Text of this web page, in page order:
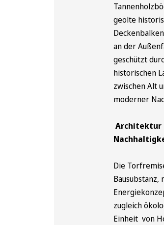
geölte
an der
geschützt
historischen
zwischen Alt
moderner
Architektur
Die
zugleich
Einheit von